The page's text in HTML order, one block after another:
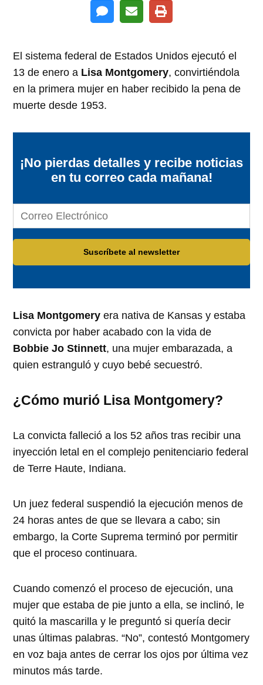
El sistema federal de Estados Unidos ejecutó el
13 de enero a Lisa Montgomery, convirtiéndola
en la primera mujer en haber recibido la pena de
muerte desde 1953.
¡No pierdas detalles y recibe noticias
en tu correo cada mañana!
Lisa Montgomery era nativa de Kansas y estaba
convicta por haber acabado con la vida de
Bobbie Jo Stinnett, una mujer embarazada, a
quien estranguló y cuyo bebé secuestró.
¿Cómo murió Lisa Montgomery?
La convicta falleció a los 52 años tras recibir una
inyección letal en el complejo penitenciario federal
de Terre Haute, Indiana.
Un juez federal suspendió la ejecución menos de
24 horas antes de que se llevara a cabo; sin
embargo, la Corte Suprema terminó por permitir
que el proceso continuara.
Cuando comenzó el proceso de ejecución, una
mujer que estaba de pie junto a ella, se inclinó, le
quitó la mascarilla y le preguntó si quería decir
unas últimas palabras. “No”, contestó Montgomery
en voz baja antes de cerrar los ojos por última vez
minutos más tarde.